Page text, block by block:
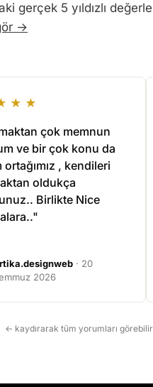
gerçek 5 yıldızlı
→
çok memnun
ve bir çok konu da
, kendileri
oldukça
Birlikte Nice
· 20
2026
← kaydırarak tüm yorumları